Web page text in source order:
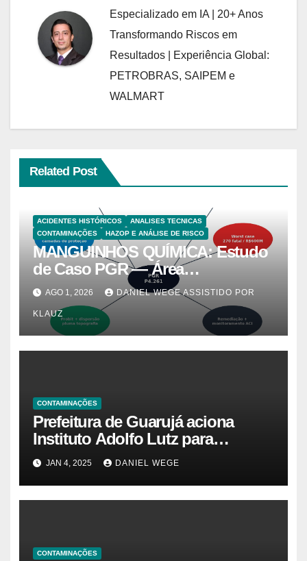
Especializado em IA | 20+ Anos
Transformando Riscos em
Resultados | Experiência Global:
PETROBRAS, SAIPEM e
WALMART
Related Post
ACIDENTES HISTÓRICOS
ANALISES TECNICAS
CONTAMINAÇÕES
HAZOP E ANÁLISE DE RISCO
MANGUINHOS QUÍMICA: Estudo
de Caso PGR — Área
Contaminada Prioridade A em
Campinas (CETESB P4.261)
AGO 1, 2026 DANIEL WEGE ASSISTIDO POR
KLAUZ
CONTAMINAÇÕES
Prefeitura de Guarujá aciona
Instituto Adolfo Lutz para
identificar causas da virose em
moradores e turistas – Notícias
das Praias
JAN 4, 2025 DANIEL WEGE
CONTAMINAÇÕES